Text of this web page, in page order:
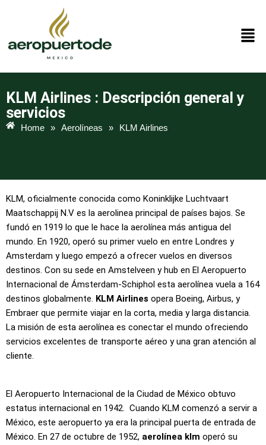
to
KLM Airlines : Descripción general y
servicios
Home » Aerolíneas » KLM Airlines
KLM, oficialmente conocida como Koninklijke Luchtvaart
Maatschappij N.V es la aerolinea principal de países bajos. Se
fundó en 1919 lo que le hace la aerolínea más antigua del
mundo. En 1920, operó su primer vuelo en entre Londres y
Amsterdam y luego empezó a ofrecer vuelos en diversos
destinos. Con su sede en Amstelveen y hub en El Aeropuerto
Internacional de Ámsterdam-Schiphol esta aerolínea vuela a 164
destinos globalmente. KLM Airlines opera Boeing, Airbus, y
Embraer que permite viajar en la corta, media y larga distancia.
La misión de esta aerolínea es conectar el mundo ofreciendo
servicios excelentes de transporte aéreo y una gran atención al
cliente.
El Aeropuerto Internacional de la Ciudad de México obtuvo
estatus internacional en 1942. Cuando KLM comenzó a servir a
México, este aeropuerto ya era la principal puerta de entrada de
México. En 27 de octubre de 1952, aerolínea klm operó su